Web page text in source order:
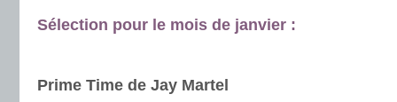
Sélection pour le mois de janvier :
Prime Time de Jay Martel